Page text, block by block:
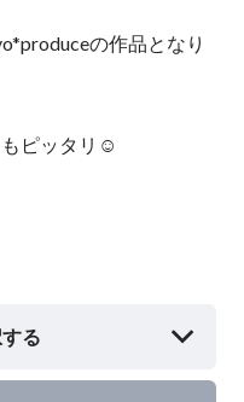
の作品となり
ピッタリ☺︎
る